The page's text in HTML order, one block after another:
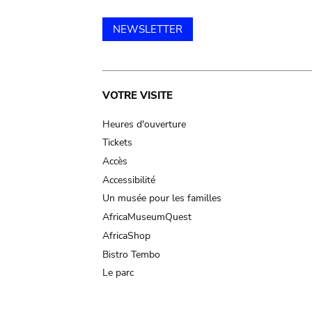
NEWSLETTER
Main
navigation
VOTRE VISITE
Heures d'ouverture
Tickets
Accès
Accessibilité
Un musée pour les familles
AfricaMuseumQuest
AfricaShop
Bistro Tembo
Le parc